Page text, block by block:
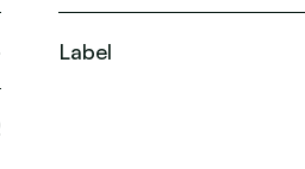
Label